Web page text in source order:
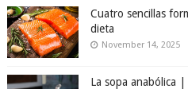
Cuatro sencillas
dieta
November 14, 2025
La sopa anabólica